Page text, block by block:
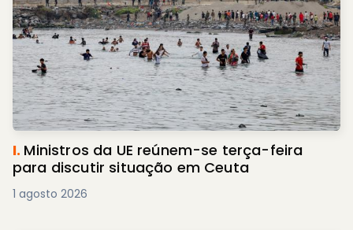
I. Ministros da UE reúnem-se terça-feira
para discutir situação em Ceuta
1 agosto 2026